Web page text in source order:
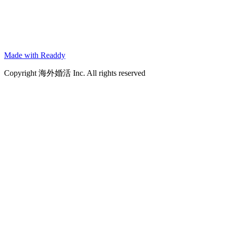
Made with Readdy
Copyright 海外婚活 Inc. All rights reserved